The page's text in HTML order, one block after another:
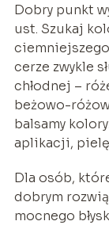
Dobry punkt
ust. Szukaj
cerze zwykle
chłodnej –
beżowo-
balsamy
aplikacji,
Dla osób,
dobrym
mocnego